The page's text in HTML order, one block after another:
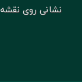
نشانی روی نقشه